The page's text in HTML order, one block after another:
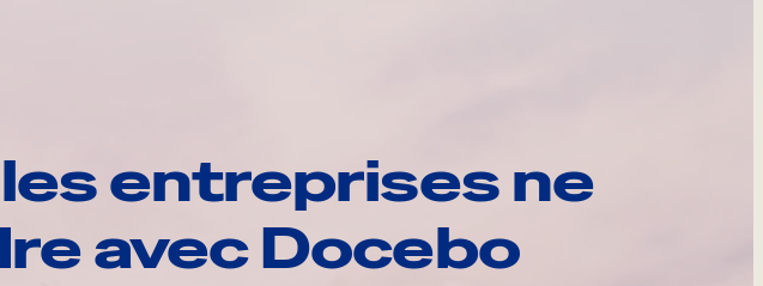
entreprises ne
avec Docebo